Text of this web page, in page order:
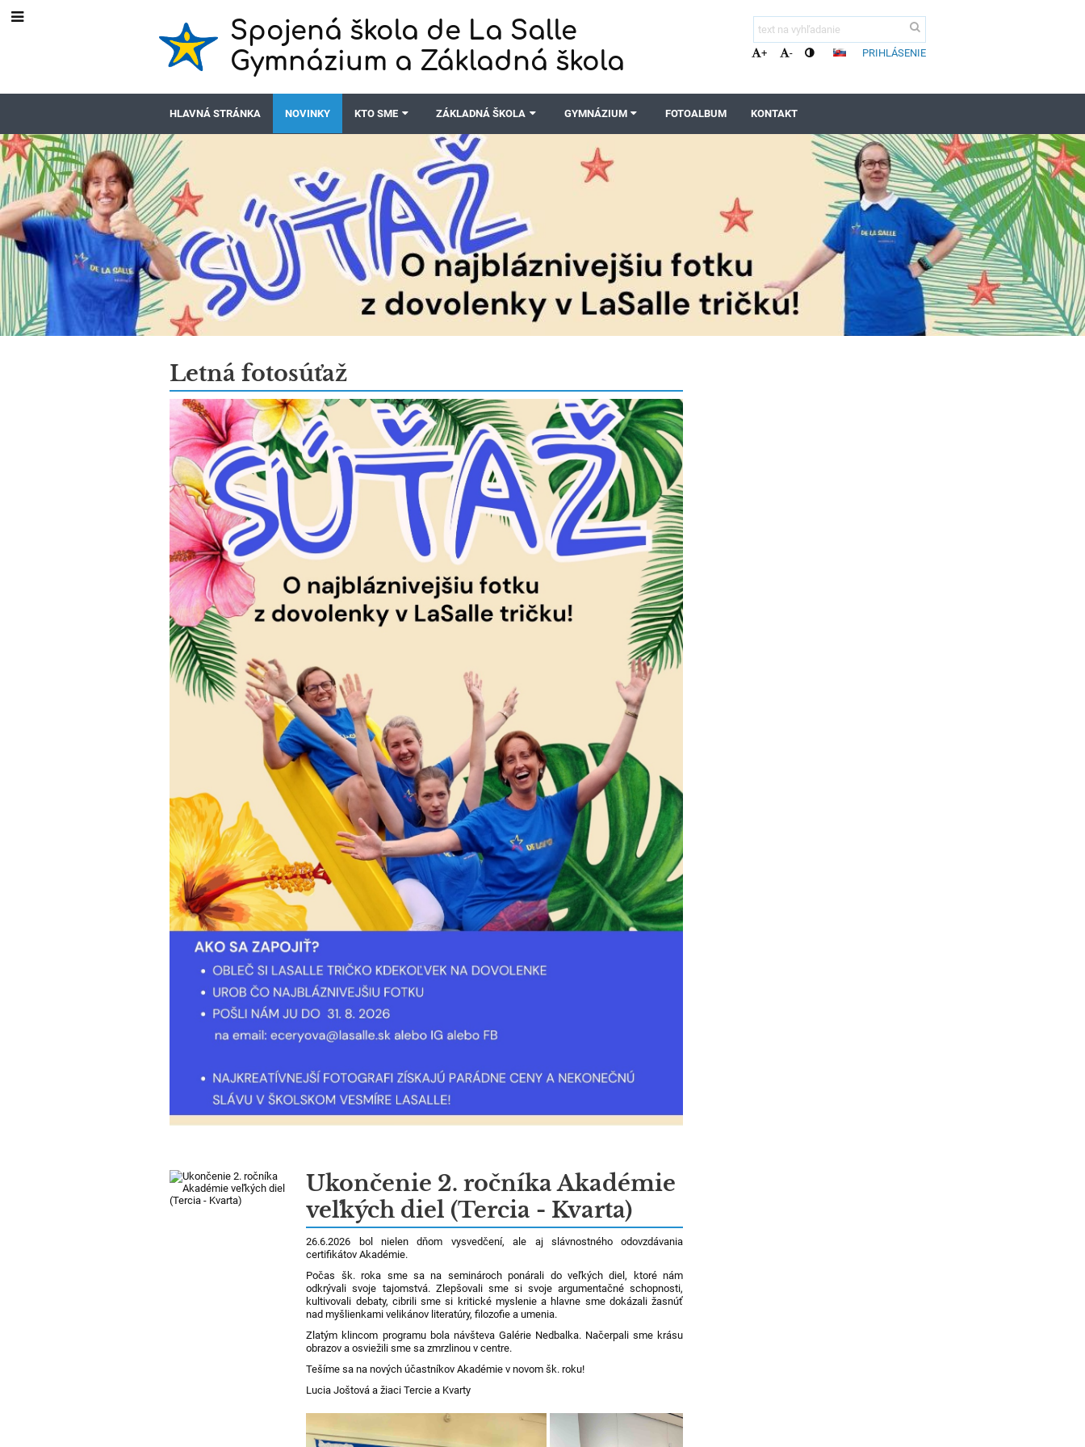
Spojená škola de La Salle
Gymnázium a Základná škola
+ - PRIHLÁSENIE
HLAVNÁ STRÁNKA NOVINKY KTO SME ZÁKLADNÁ ŠKOLA GYMNÁZIUM FOTOALBUM KONTAKT
Novinky
Letná fotosúťaž
Ukončenie 2. ročníka Akadémie
veľkých diel (Tercia - Kvarta)
26.6.2026 bol nielen dňom vysvedčení, ale aj slávnostného odovzdávania
certifikátov Akadémie.
Počas šk. roka sme sa na seminároch ponárali do veľkých diel, ktoré nám
odkrývali svoje tajomstvá. Zlepšovali sme si svoje argumentačné schopnosti,
kultivovali debaty, cibrili sme si kritické myslenie a hlavne sme dokázali žasnúť
nad myšlienkami velikánov literatúry, filozofie a umenia.
Zlatým klincom programu bola návšteva Galérie Nedbalka. Načerpali sme krásu
obrazov a osviežili sme sa zmrzlinou v centre.
Tešíme sa na nových účastníkov Akadémie v novom šk. roku!
Lucia Joštová a žiaci Tercie a Kvarty